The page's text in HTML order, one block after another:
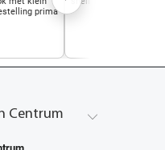
prima
Centrum